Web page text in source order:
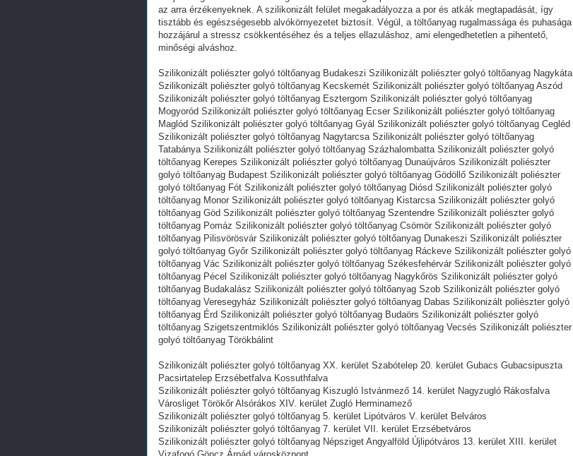
az arra érzékenyeknek. A szilikonizált felület megakadályozza a por és atkák megtapadását, így
tisztább és egészségesebb alvókörnyezetet biztosít. Végül, a töltőanyag rugalmassága és puhasága
hozzájárul a stressz csökkentéséhez és a teljes ellazuláshoz, ami elengedhetetlen a pihentető,
minőségi alváshoz.
Szilikonizált poliészter golyó töltőanyag Budakeszi Szilikonizált poliészter golyó töltőanyag Nagykáta
Szilikonizált poliészter golyó töltőanyag Kecskemét Szilikonizált poliészter golyó töltőanyag Aszód
Szilikonizált poliészter golyó töltőanyag Esztergom Szilikonizált poliészter golyó töltőanyag
Mogyoród Szilikonizált poliészter golyó töltőanyag Ecser Szilikonizált poliészter golyó töltőanyag
Maglód Szilikonizált poliészter golyó töltőanyag Gyál Szilikonizált poliészter golyó töltőanyag Cegléd
Szilikonizált poliészter golyó töltőanyag Nagytarcsa Szilikonizált poliészter golyó töltőanyag
Tatabánya Szilikonizált poliészter golyó töltőanyag Százhalombatta Szilikonizált poliészter golyó
töltőanyag Kerepes Szilikonizált poliészter golyó töltőanyag Dunaújváros Szilikonizált poliészter
golyó töltőanyag Budapest Szilikonizált poliészter golyó töltőanyag Gödöllő Szilikonizált poliészter
golyó töltőanyag Fót Szilikonizált poliészter golyó töltőanyag Diósd Szilikonizált poliészter golyó
töltőanyag Monor Szilikonizált poliészter golyó töltőanyag Kistarcsa Szilikonizált poliészter golyó
töltőanyag Göd Szilikonizált poliészter golyó töltőanyag Szentendre Szilikonizált poliészter golyó
töltőanyag Pomáz Szilikonizált poliészter golyó töltőanyag Csömör Szilikonizált poliészter golyó
töltőanyag Pilisvörösvár Szilikonizált poliészter golyó töltőanyag Dunakeszi Szilikonizált poliészter
golyó töltőanyag Győr Szilikonizált poliészter golyó töltőanyag Ráckeve Szilikonizált poliészter golyó
töltőanyag Vác Szilikonizált poliészter golyó töltőanyag Székesfehérvár Szilikonizált poliészter golyó
töltőanyag Pécel Szilikonizált poliészter golyó töltőanyag Nagykőrös Szilikonizált poliészter golyó
töltőanyag Budakalász Szilikonizált poliészter golyó töltőanyag Szob Szilikonizált poliészter golyó
töltőanyag Veresegyház Szilikonizált poliészter golyó töltőanyag Dabas Szilikonizált poliészter golyó
töltőanyag Érd Szilikonizált poliészter golyó töltőanyag Budaörs Szilikonizált poliészter golyó
töltőanyag Szigetszentmiklós Szilikonizált poliészter golyó töltőanyag Vecsés Szilikonizált poliészter
golyó töltőanyag Törökbálint
Szilikonizált poliészter golyó töltőanyag XX. kerület Szabótelep 20. kerület Gubacs Gubacsipuszta
Pacsirtatelep Erzsébetfalva Kossuthfalva
Szilikonizált poliészter golyó töltőanyag Kiszugló Istvánmező 14. kerület Nagyzugló Rákosfalva
Városliget Törökőr Alsórákos XIV. kerület Zugló Herminamező
Szilikonizált poliészter golyó töltőanyag 5. kerület Lipótváros V. kerület Belváros
Szilikonizált poliészter golyó töltőanyag 7. kerület VII. kerület Erzsébetváros
Szilikonizált poliészter golyó töltőanyag Népsziget Angyalföld Újlipótváros 13. kerület XIII. kerület